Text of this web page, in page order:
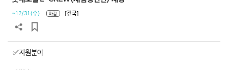
~12/31(수) 마감 [전국]
✅지원분야